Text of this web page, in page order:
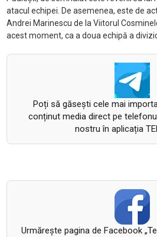
atacul echipei. De asemenea, este de
Andrei Marinescu de la Viitorul
acest moment, ca a doua echipă a
Poți să găsești cele mai
conținut media direct pe
nostru în aplicația
Urmăreşte pagina de Facebook